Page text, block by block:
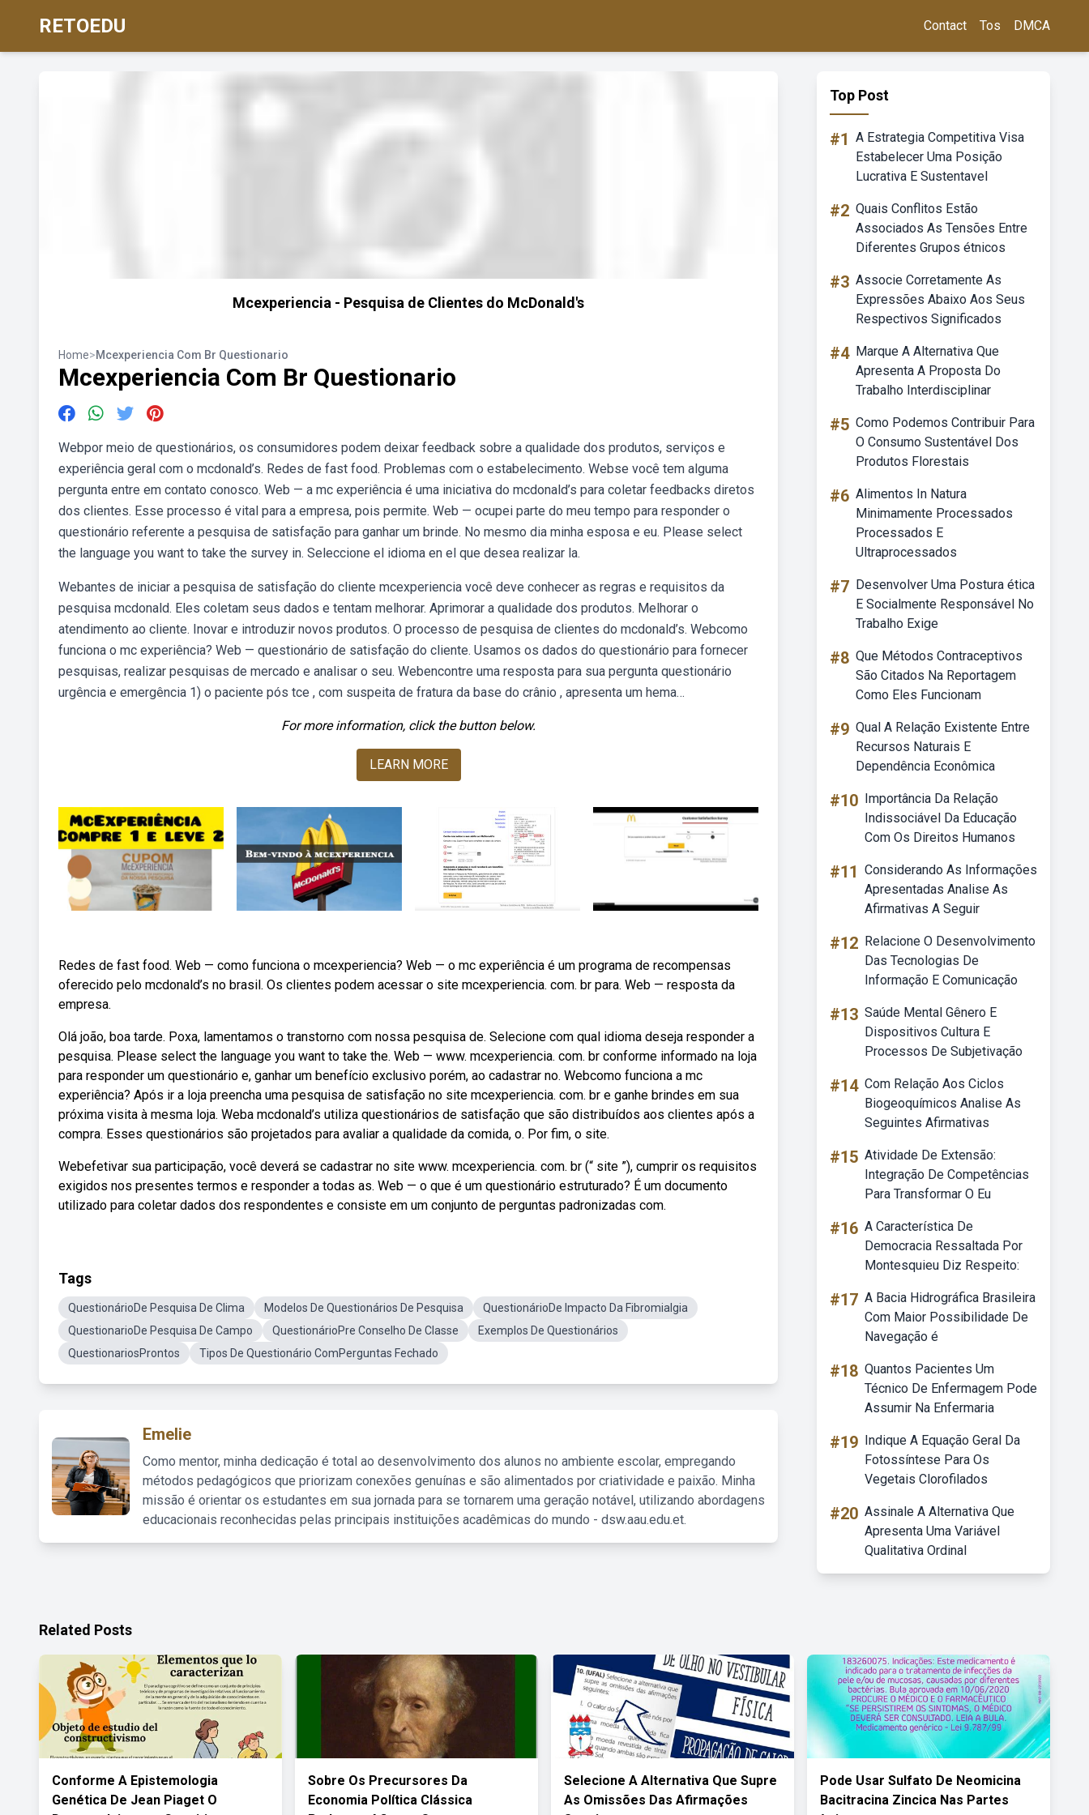
RETOEDU Contact Tos DMCA
Mcexperiencia - Pesquisa de Clientes do McDonald's
Home>Mcexperiencia Com Br Questionario
Mcexperiencia Com Br Questionario
Webpor meio de questionários, os consumidores podem deixar feedback sobre a qualidade dos produtos, serviços e
experiência geral com o mcdonald’s. Redes de fast food. Problemas com o estabelecimento. Webse você tem alguma
pergunta entre em contato conosco. Web — a mc experiência é uma iniciativa do mcdonald’s para coletar feedbacks diretos
dos clientes. Esse processo é vital para a empresa, pois permite. Web — ocupei parte do meu tempo para responder o
questionário referente a pesquisa de satisfação para ganhar um brinde. No mesmo dia minha esposa e eu. Please select
the language you want to take the survey in. Seleccione el idioma en el que desea realizar la.
Webantes de iniciar a pesquisa de satisfação do cliente mcexperiencia você deve conhecer as regras e requisitos da
pesquisa mcdonald. Eles coletam seus dados e tentam melhorar. Aprimorar a qualidade dos produtos. Melhorar o
atendimento ao cliente. Inovar e introduzir novos produtos. O processo de pesquisa de clientes do mcdonald’s. Webcomo
funciona o mc experiência? Web — questionário de satisfação do cliente. Usamos os dados do questionário para fornecer
pesquisas, realizar pesquisas de mercado e analisar o seu. Webencontre uma resposta para sua pergunta questionário
urgência e emergência 1) o paciente pós tce , com suspeita de fratura da base do crânio , apresenta um hema…
For more information, click the button below.
LEARN MORE
Redes de fast food. Web — como funciona o mcexperiencia? Web — o mc experiência é um programa de recompensas
oferecido pelo mcdonald’s no brasil. Os clientes podem acessar o site mcexperiencia. com. br para. Web — resposta da
empresa.
Olá joão, boa tarde. Poxa, lamentamos o transtorno com nossa pesquisa de. Selecione com qual idioma deseja responder a
pesquisa. Please select the language you want to take the. Web — www. mcexperiencia. com. br conforme informado na loja
para responder um questionário e, ganhar um benefício exclusivo porém, ao cadastrar no. Webcomo funciona a mc
experiência? Após ir a loja preencha uma pesquisa de satisfação no site mcexperiencia. com. br e ganhe brindes em sua
próxima visita à mesma loja. Weba mcdonald’s utiliza questionários de satisfação que são distribuídos aos clientes após a
compra. Esses questionários são projetados para avaliar a qualidade da comida, o. Por fim, o site.
Webefetivar sua participação, você deverá se cadastrar no site www. mcexperiencia. com. br (“ site ”), cumprir os requisitos
exigidos nos presentes termos e responder a todas as. Web — o que é um questionário estruturado? É um documento
utilizado para coletar dados dos respondentes e consiste em um conjunto de perguntas padronizadas com.
Tags
QuestionárioDe Pesquisa De Clima Modelos De Questionários De Pesquisa
QuestionárioDe Impacto Da Fibromialgia
QuestionarioDe Pesquisa De Campo
QuestionárioPre Conselho De Classe
Exemplos De Questionários
QuestionariosProntos
Tipos De Questionário ComPerguntas Fechado
Emelie
Como mentor, minha dedicação é total ao desenvolvimento dos alunos no ambiente escolar, empregando
métodos pedagógicos que priorizam conexões genuínas e são alimentados por criatividade e paixão. Minha
missão é orientar os estudantes em sua jornada para se tornarem uma geração notável, utilizando abordagens
educacionais reconhecidas pelas principais instituições acadêmicas do mundo - dsw.aau.edu.et.
Top Post
#1 A Estrategia Competitiva Visa
Estabelecer Uma Posição
Lucrativa E Sustentavel
#2 Quais Conflitos Estão
Associados As Tensões Entre
Diferentes Grupos étnicos
#3 Associe Corretamente As
Expressões Abaixo Aos Seus
Respectivos Significados
#4 Marque A Alternativa Que
Apresenta A Proposta Do
Trabalho Interdisciplinar
#5 Como Podemos Contribuir Para
O Consumo Sustentável Dos
Produtos Florestais
#6 Alimentos In Natura
Minimamente Processados
Processados E
Ultraprocessados
#7 Desenvolver Uma Postura ética
E Socialmente Responsável No
Trabalho Exige
#8 Que Métodos Contraceptivos
São Citados Na Reportagem
Como Eles Funcionam
#9 Qual A Relação Existente Entre
Recursos Naturais E
Dependência Econômica
#10 Importância Da Relação
Indissociável Da Educação
Com Os Direitos Humanos
#11 Considerando As Informações
Apresentadas Analise As
Afirmativas A Seguir
#12 Relacione O Desenvolvimento
Das Tecnologias De
Informação E Comunicação
#13 Saúde Mental Gênero E
Dispositivos Cultura E
Processos De Subjetivação
#14 Com Relação Aos Ciclos
Biogeoquímicos Analise As
Seguintes Afirmativas
#15 Atividade De Extensão:
Integração De Competências
Para Transformar O Eu
#16 A Característica De
Democracia Ressaltada Por
Montesquieu Diz Respeito:
#17 A Bacia Hidrográfica Brasileira
Com Maior Possibilidade De
Navegação é
#18 Quantos Pacientes Um
Técnico De Enfermagem Pode
Assumir Na Enfermaria
#19 Indique A Equação Geral Da
Fotossíntese Para Os
Vegetais Clorofilados
#20 Assinale A Alternativa Que
Apresenta Uma Variável
Qualitativa Ordinal
Related Posts
Conforme A Epistemologia
Genética De Jean Piaget O
Sobre Os Precursores Da
Economia Política Clássica
Selecione A Alternativa Que Supre
As Omissões Das Afirmações
Pode Usar Sulfato De Neomicina
Bacitracina Zincica Nas Partes